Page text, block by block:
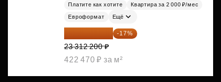
Платите как хотите
Квартира за 2 000 ₽/мес
Евроформат Ещё
19 349 126 ₽ -17%
23 312 200 ₽
422 470 ₽ за м²